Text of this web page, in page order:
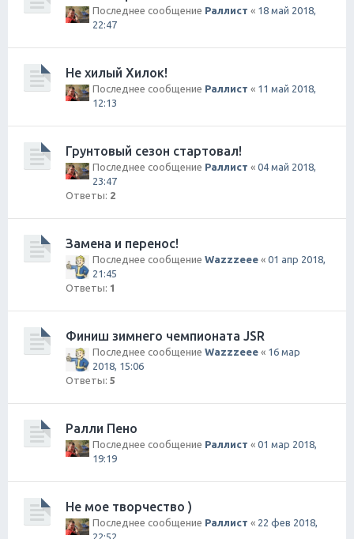
Последнее сообщение Раллист « 18 май 2018,
22:47
Не хилый Хилок!
Последнее сообщение Раллист « 11 май 2018,
12:13
Грунтовый сезон стартовал!
Последнее сообщение Раллист « 04 май 2018,
23:47
Ответы: 2
Замена и перенос!
Последнее сообщение Wazzzeee « 01 апр 2018,
21:45
Ответы: 1
Финиш зимнего чемпионата JSR
Последнее сообщение Wazzzeee « 16 мар
2018, 15:06
Ответы: 5
Ралли Пено
Последнее сообщение Раллист « 01 мар 2018,
19:19
Не мое творчество )
Последнее сообщение Раллист « 22 фев 2018,
22:52